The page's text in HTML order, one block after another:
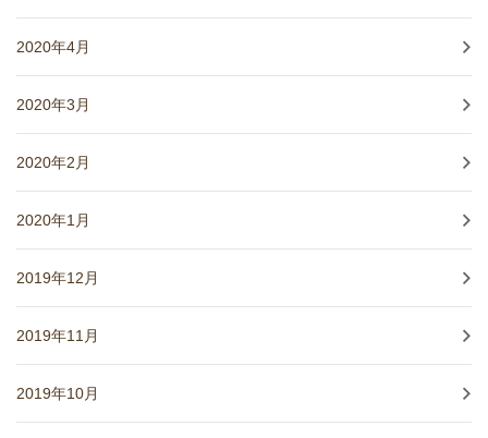
2020年4月
2020年3月
2020年2月
2020年1月
2019年12月
2019年11月
2019年10月